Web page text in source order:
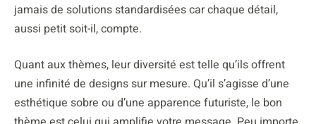
jamais de solutions standardisées car chaque détail,
aussi petit soit-il, compte.
Quant aux thèmes, leur diversité est telle qu’ils offrent
une infinité de designs sur mesure. Qu’il s’agisse d’une
esthétique sobre ou d’une apparence futuriste, le bon